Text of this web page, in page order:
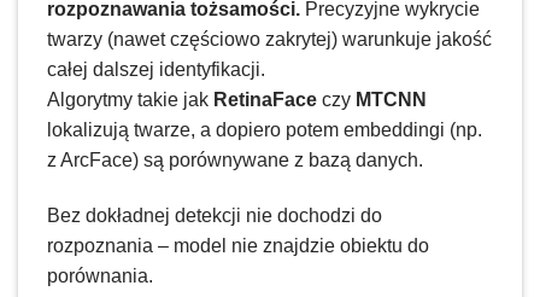
rozpoznawania tożsamości. Precyzyjne wykrycie
twarzy (nawet częściowo zakrytej) warunkuje jakość
całej dalszej identyfikacji.
Algorytmy takie jak RetinaFace czy MTCNN
lokalizują twarze, a dopiero potem embeddingi (np.
z ArcFace) są porównywane z bazą danych.
Bez dokładnej detekcji nie dochodzi do
rozpoznania – model nie znajdzie obiektu do
porównania.